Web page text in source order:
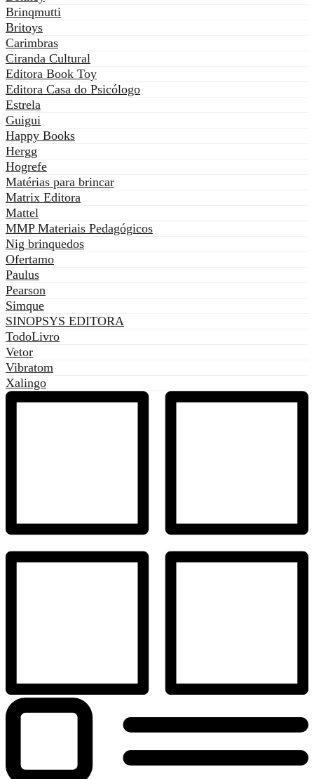
Brinqmutti
Britoys
Carimbras
Ciranda Cultural
Editora Book Toy
Editora Casa do Psicólogo
Estrela
Guigui
Happy Books
Hergg
Hogrefe
Matérias para brincar
Matrix Editora
Mattel
MMP Materiais Pedagógicos
Nig brinquedos
Ofertamo
Paulus
Pearson
Simque
SINOPSYS EDITORA
TodoLivro
Vetor
Vibratom
Xalingo